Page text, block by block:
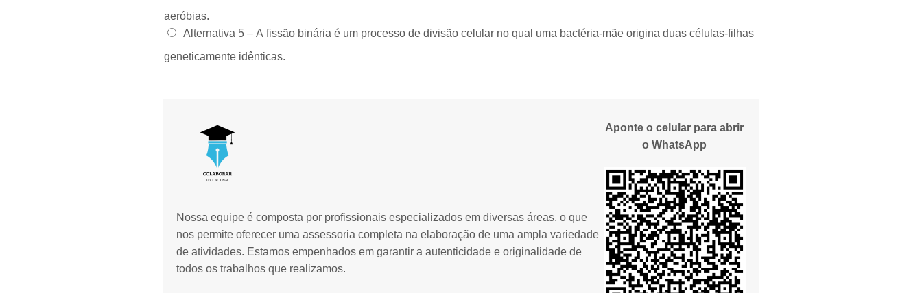
aeróbias.
Alternativa 5 – A fissão binária é um processo de divisão celular no qual uma bactéria-mãe origina duas células-filhas
geneticamente idênticas.
Nossa equipe é composta por profissionais especializados em diversas áreas, o que
nos permite oferecer uma assessoria completa na elaboração de uma ampla variedade
de atividades. Estamos empenhados em garantir a autenticidade e originalidade de
todos os trabalhos que realizamos.
Aponte o celular para abrir
o WhatsApp